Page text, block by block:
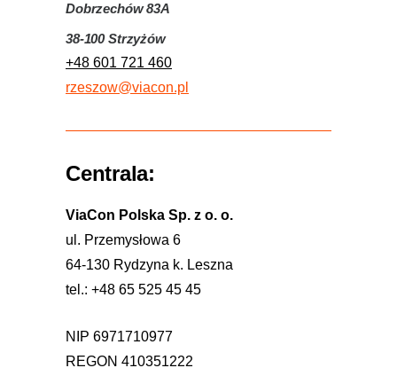
Dobrzechów 83A
38-100 Strzyżów
+48 601 721 460
rzeszow@viacon.pl
Centrala:
ViaCon Polska Sp. z o. o.
ul. Przemysłowa 6
64-130 Rydzyna k. Leszna
tel.: +48 65 525 45 45
NIP 6971710977
REGON 410351222